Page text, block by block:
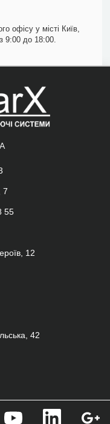
офісу у місті Київ,
9:00 до 18:00.
7
55
12
42